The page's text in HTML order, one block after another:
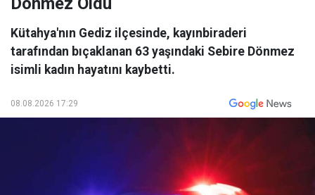
Kütahya'nın Gediz ilçesinde, kayınbiraderi
tarafından bıçaklanan 63 yaşındaki Sebire Dönmez
isimli kadın hayatını kaybetti.
08.08.2026 17:29